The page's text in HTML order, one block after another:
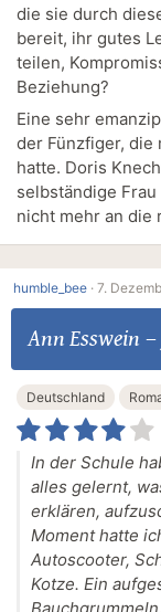
die sie durch
bereit, ihr gutes
teilen,
Beziehung?
Eine sehr
der Fünzfiger, die
hatte. Doris
selbständige
nicht mehr an die
humble_bee · 7.
Ann Esswein –
Deutschland
In der Schule
alles gelernt,
erklären,
Moment hatte
Autoscooter,
Kotze. Ein